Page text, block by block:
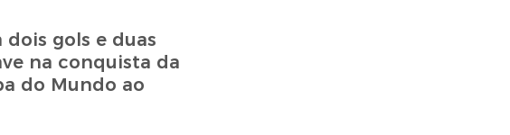
gols e duas
na conquista da
do Mundo ao